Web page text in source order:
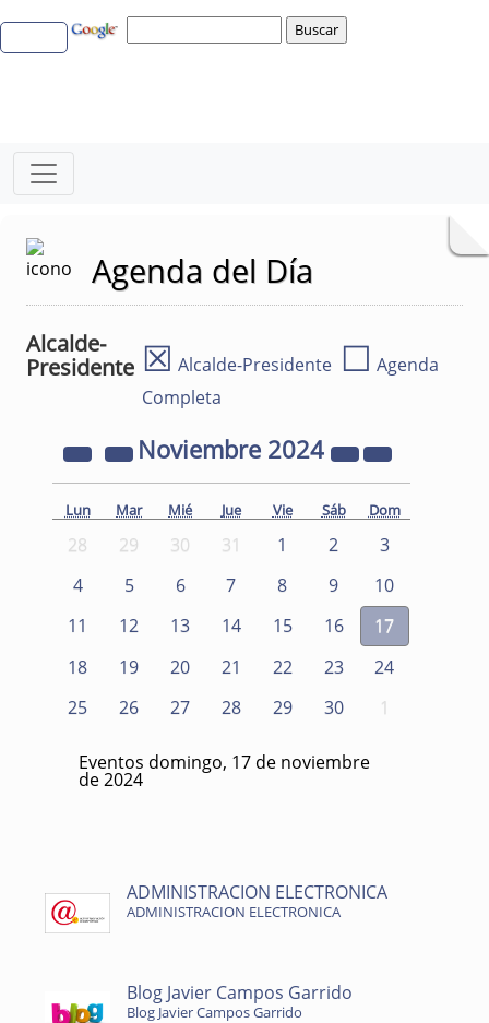
Agenda del Día
Alcalde-
Presidente ☒ Alcalde-Presidente ☐ Agenda
Completa
Noviembre 2024
Lun Mar Mié Jue Vie Sáb Dom
28 29 30 31 1 2
3
4
5 6 7 8 9
10
11
12 13 14 15 16
17
18
19 20 21 22 23
24
25
26 27 28 29 30 1
Eventos domingo, 17 de noviembre
de 2024
ADMINISTRACION ELECTRONICA
ADMINISTRACION ELECTRONICA
Blog Javier Campos Garrido
Blog Javier Campos Garrido